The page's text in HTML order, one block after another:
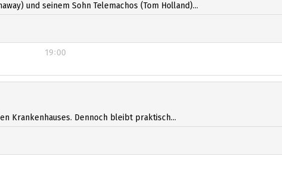
und seinem Sohn Telemachos (Tom Holland)...
19:00
Krankenhauses. Dennoch bleibt praktisch...